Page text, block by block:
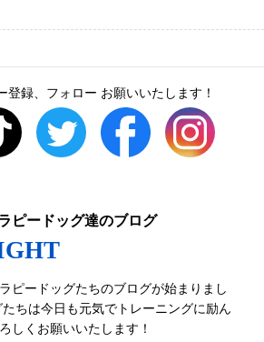
登録、フォロー お願いいたします！
ピードッグ達のブログ
ピードッグたちのブログが始まりまし
ちは今日も元気でトレーニングに励ん
しくお願いいたします！